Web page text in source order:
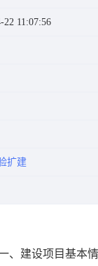
22 11:07:56
扩建
、建设项目基本